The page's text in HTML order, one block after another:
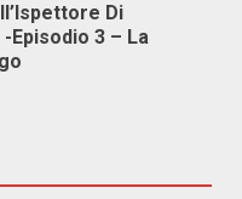
Di
-Episodio 3 – La